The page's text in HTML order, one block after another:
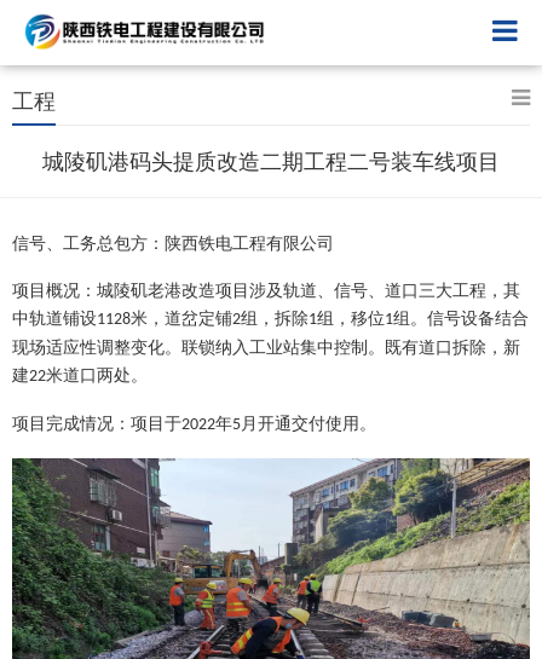
工程
城陵矶港码头提质改造二期工程二号装车线项目
信号、工务总包方：陕西铁电工程有限公司
项目概况：城陵矶老港改造项目涉及轨道、信号、道口三大工程，其
中轨道铺设1128米，道岔定铺2组，拆除1组，移位1组。信号设备结合
现场适应性调整变化。联锁纳入工业站集中控制。既有道口拆除，新
建22米道口两处。
项目完成情况：项目于2022年5月开通交付使用。